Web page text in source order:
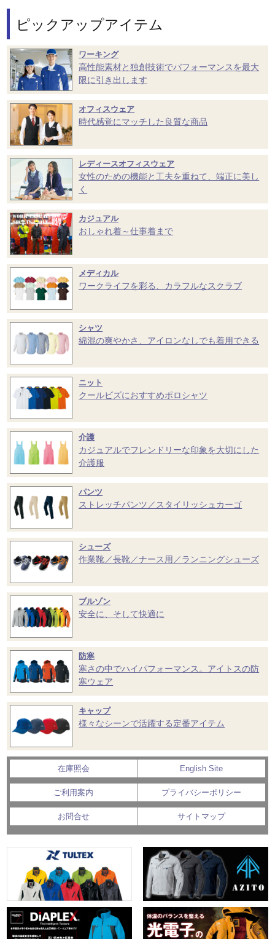
ピックアップアイテム
ワーキング
高性能素材と独創技術でパフォーマンスを最大
限に引き出します
オフィスウェア
時代感覚にマッチした良質な商品
レディースオフィスウェア
女性のための機能と工夫を重ねて、端正に美し
く
カジュアル
おしゃれ着～仕事着まで
メディカル
ワークライフを彩る、カラフルなスクラブ
シャツ
綿混の爽やかさ、アイロンなしでも着用できる
ニット
クールビズにおすすめポロシャツ
介護
カジュアルでフレンドリーな印象を大切にした
介護服
パンツ
ストレッチパンツ／スタイリッシュカーゴ
シューズ
作業靴／長靴／ナース用／ランニングシューズ
ブルゾン
安全に、そして快適に
防寒
寒さの中でハイパフォーマンス。アイトスの防
寒ウェア
キャップ
様々なシーンで活躍する定番アイテム
在庫照会 English Site
ご利用案内 プライバシーポリシー
お問合せ サイトマップ